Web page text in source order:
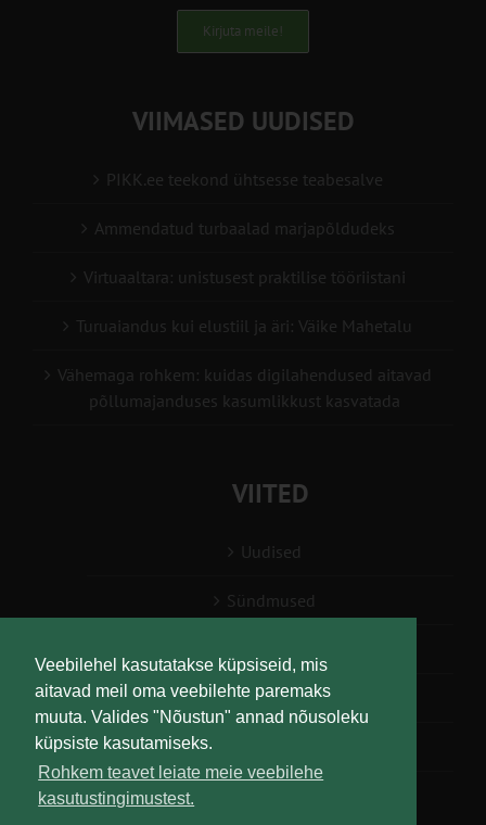
Veebilehel kasutatakse küpsiseid, mis
aitavad meil oma veebilehte paremaks
muuta. Valides "Nõustun" annad nõusoleku
küpsiste kasutamiseks.
Rohkem teavet leiate meie veebilehe
kasutustingimustest.
Kirjuta meile!
VIIMASED UUDISED
PIKK.ee teekond ühtsesse teabesalve
Ammendatud turbaalad marjapõldudeks
Virtuaaltara: unistusest praktilise tööriistani
Turuaiandus kui elustiil ja äri: Väike Mahetalu
Vähemaga rohkem: kuidas digilahendused aitavad
põllumajanduses kasumlikkust kasvatada
VIITED
Uudised
Sündmused
Teabesalv
Liitu uudiskirjaga